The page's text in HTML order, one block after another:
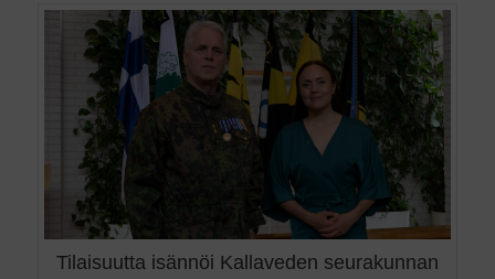
Tilaisuutta isännöi Kallaveden seurakunnan